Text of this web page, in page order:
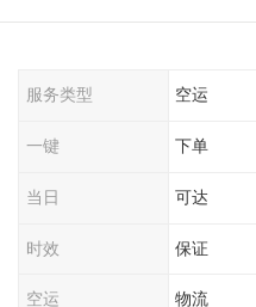
服务类型 空运
一键 下单
当日 可达
时效 保证
空运 物流